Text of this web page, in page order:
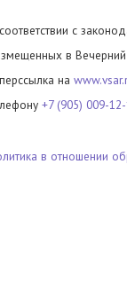
с
в Вечерний
на
+7 (905) 009-
в отношении